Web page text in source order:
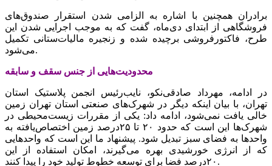
برادران همچنین با اشاره به الزامی شدن استقرار صندوق‌های
فروشگاهی از ابتدای دی‌ماه، گفت که به موجب اجرایی شدن این
طرح، فاکتورفروشی برچیده شده و زنجیره مالیات‌ستانی تکمیل
می‌شود.
محدودیت‌هایی از جنس سقف و سابقه
در ادامه، مهرداد صادقی‌نکو، نایب‌رئیس انجمن پلاستیک استان
تهران، با بیان اینکه دیگر در شهرک‌های صنعتی استان تهران زمین
خالی یافت نمی‌شود، ادامه داد: یکی از مقررات زیست‌محیطی در
شهرک‌ها این است که حدود ۲۰ تا ۲۵‌درصد زمین اختصاص‌یافته به
واحدها به فضای سبز تبدیل شود. پیشنهاد ما این است که واحدهایی
که از انرژی خورشیدی بهره می‌‌‌گیرند، امکان استفاده از این
۲۰‌درصد فضا برای توسعه خطوط تولید خود را پیدا کنند.